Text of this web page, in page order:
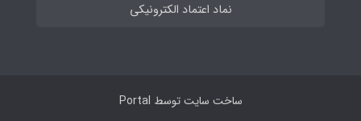
نماد اعتماد الکترونیکی
ساخت سایت توسط Portal